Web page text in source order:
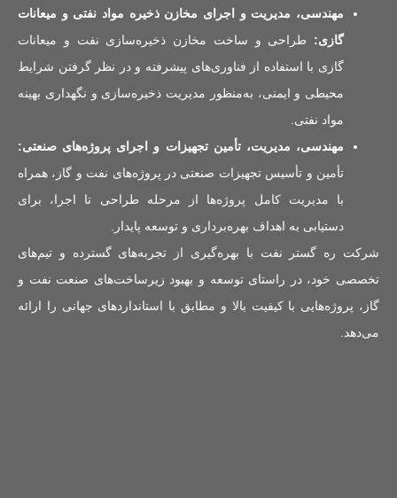
مهندسی، مدیریت و اجرای مخازن ذخیره مواد نفتی و میعانات
گازی: طراحی و ساخت مخازن ذخیره‌سازی نفت و میعانات
گازی با استفاده از فناوری‌های پیشرفته و در نظر گرفتن شرایط
محیطی و ایمنی، به‌منظور مدیریت ذخیره‌سازی و نگهداری بهینه
مواد نفتی.
مهندسی، مدیریت، تأمین تجهیزات و اجرای پروژه‌های صنعتی:
تأمین و تأسیس تجهیزات صنعتی در پروژه‌های نفت و گاز، همراه
با مدیریت کامل پروژه‌ها از مرحله طراحی تا اجرا، برای
دستیابی به اهداف بهره‌برداری و توسعه پایدار.
شرکت ره گستر نفت با بهره‌گیری از تجربه‌های گسترده و تیم‌های
تخصصی خود، در راستای توسعه و بهبود زیرساخت‌های صنعت نفت و
گاز، پروژه‌هایی با کیفیت بالا و مطابق با استانداردهای جهانی را ارائه
می‌دهد.